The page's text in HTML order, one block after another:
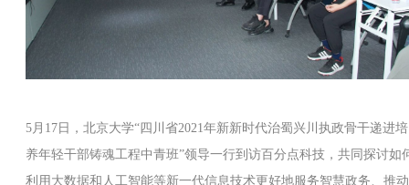
5月17日，北京大学“四川省2021年新新时代治蜀兴川执政骨干递进培
养年轻干部铸魂工程中青班”领导一行到访百分点科技，共同探讨如
利用大数据和人工智能等新一代信息技术更好地服务智慧政务、推动